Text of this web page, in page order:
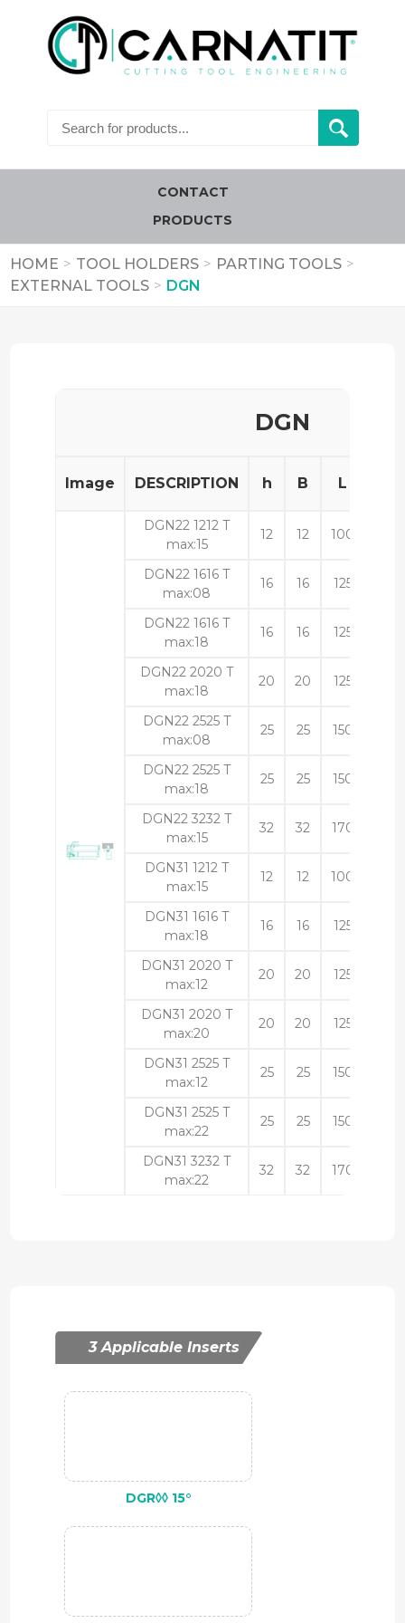
CONTACT
PRODUCTS
HOME > TOOL HOLDERS > PARTING TOOLS >
EXTERNAL TOOLS > DGN
DGN
Image DESCRIPTION h B L
DGN22 1212 T
max:15
12 12 100
DGN22 1616 T
max:08
16 16 125
DGN22 1616 T
max:18
16 16 125
DGN22 2020 T
max:18
20 20 125
DGN22 2525 T
max:08
25 25 150
DGN22 2525 T
max:18
25 25 150
DGN22 3232 T
max:15
32 32 170
DGN31 1212 T
max:15
12 12 100
DGN31 1616 T
max:18
16 16 125
DGN31 2020 T
max:12
20 20 125
DGN31 2020 T
max:20
20 20 125
DGN31 2525 T
max:12
25 25 150
DGN31 2525 T
max:22
25 25 150
DGN31 3232 T
max:22
32 32 170
3 Applicable Inserts
DGR◊◊ 15°